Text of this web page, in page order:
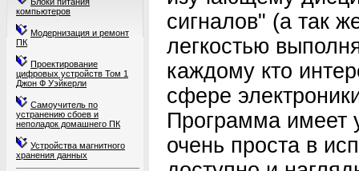
компьютеров
Модернизация и ремонт
ПК
Проектирование
цифровых устройств Том 1
Джон Ф Уэйкерли
Самоучитель по
устранению сбоев и
неполадок домашнего ПК
Устройства магнитного
хранения данных
сигналов" (а так
легкостью
каждому кто
сфере
Программа имеет
очень проста в